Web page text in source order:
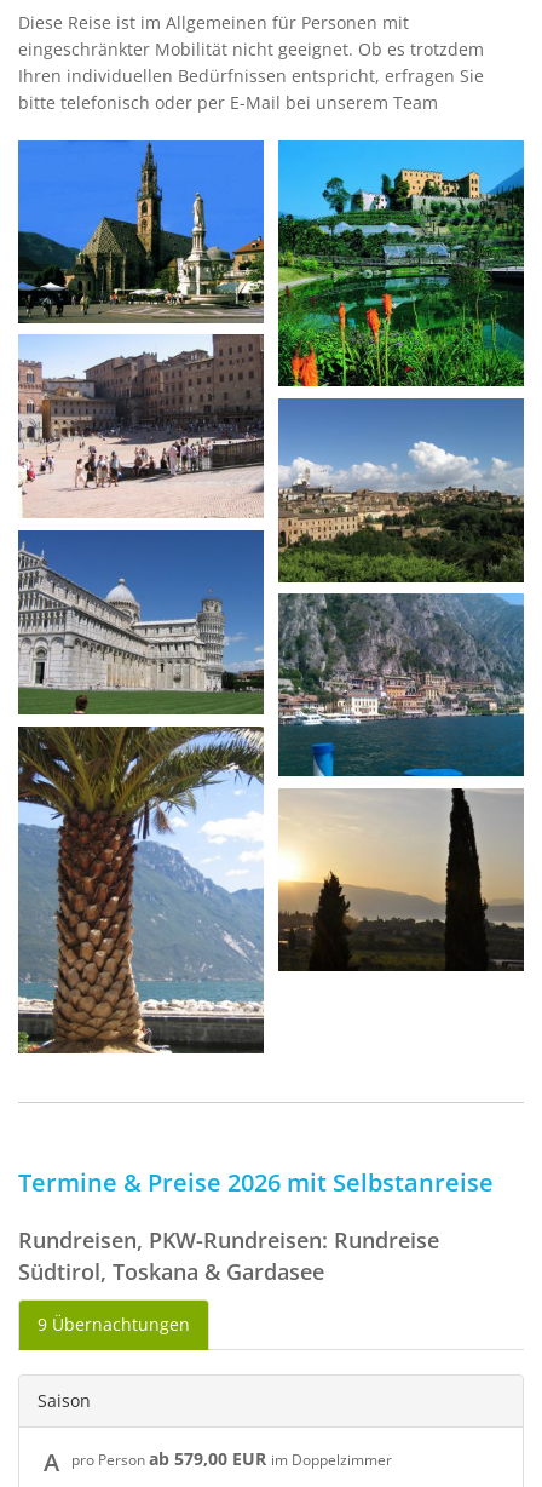
Diese Reise ist im Allgemeinen für Personen mit
eingeschränkter Mobilität nicht geeignet. Ob es trotzdem
Ihren individuellen Bedürfnissen entspricht, erfragen Sie
bitte telefonisch oder per E-Mail bei unserem Team
Termine & Preise 2026 mit Selbstanreise
Rundreisen, PKW-Rundreisen: Rundreise
Südtirol, Toskana & Gardasee
9 Übernachtungen
Saison
A pro Personab 579,00 EUR im Doppelzimmer